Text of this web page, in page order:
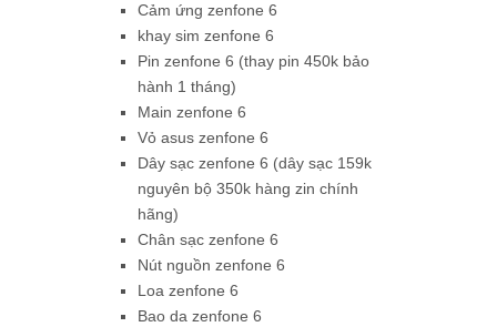
Cảm ứng zenfone 6
khay sim zenfone 6
Pin zenfone 6 (thay pin 450k bảo
hành 1 tháng)
Main zenfone 6
Vỏ asus zenfone 6
Dây sạc zenfone 6 (dây sạc 159k
nguyên bộ 350k hàng zin chính
hãng)
Chân sạc zenfone 6
Nút nguồn zenfone 6
Loa zenfone 6
Bao da zenfone 6